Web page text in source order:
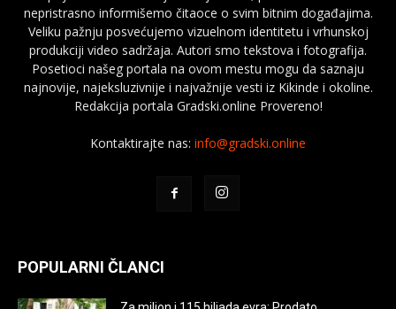
nepristrasno informišemo čitaoce o svim bitnim događajima.
Veliku pažnju posvećujemo vizuelnom identitetu i vrhunskoj
produkciji video sadržaja. Autori smo tekstova i fotografija.
Posetioci našeg portala na ovom mestu mogu da saznaju
najnovije, najeksluzivnije i najvažnije vesti iz Kikinde i okoline.
Redakcija portala Gradski.online Provereno!
Kontaktirajte nas: info@gradski.online
POPULARNI ČLANCI